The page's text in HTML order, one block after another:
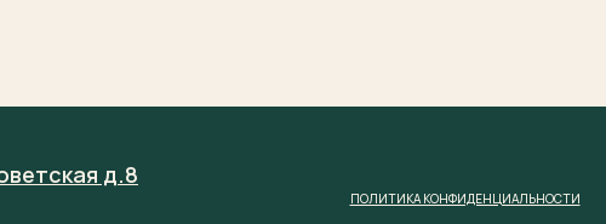
д.8
ПОЛИТИКА КОНФИДЕНЦИАЛЬНОСТИ